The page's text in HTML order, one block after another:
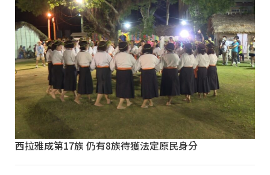
西拉雅成第17族 仍有8族待獲法定原民身分